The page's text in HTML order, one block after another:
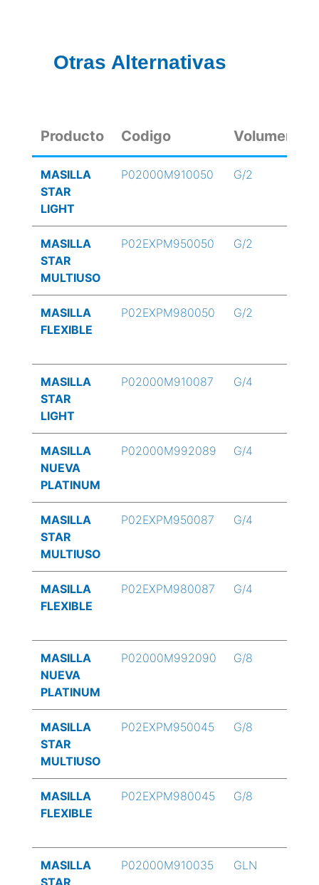
Otras Alternativas
Producto Codigo Volumen
MASILLA
STAR
LIGHT
P02000M910050 G/2
MASILLA
STAR
MULTIUSO
P02EXPM950050 G/2
MASILLA
FLEXIBLE
P02EXPM980050 G/2
MASILLA
STAR
LIGHT
P02000M910087 G/4
MASILLA
NUEVA
PLATINUM
P02000M992089 G/4
MASILLA
STAR
MULTIUSO
P02EXPM950087 G/4
MASILLA
FLEXIBLE
P02EXPM980087 G/4
MASILLA
NUEVA
PLATINUM
P02000M992090 G/8
MASILLA
STAR
MULTIUSO
P02EXPM950045 G/8
MASILLA
FLEXIBLE
P02EXPM980045 G/8
MASILLA
P02000M910035 GLN